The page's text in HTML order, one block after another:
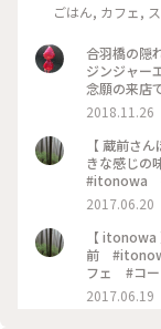
ごはん, カフェ,
合羽橋の隠
ジンジャー
念願の来店
2018.11.26
【 蔵前さ
きな感じの
#itonowa
おみやげ
2017.06.20
【 itonowa 】 蔵前さんぽ
前
フェ #コ
2017.06.19